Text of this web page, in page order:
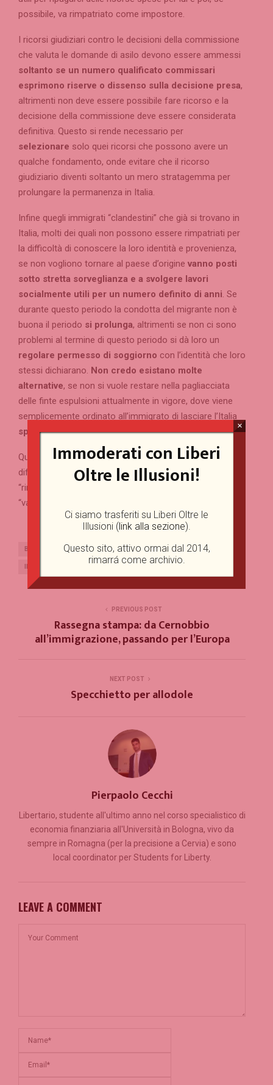
possibile, va rimpatriato come impostore.
I ricorsi giudiziari contro le decisioni della commissione
che valuta le domande di asilo devono essere ammessi
soltanto se un numero qualificato commissari
esprimono riserve o dissenso sulla decisione presa,
altrimenti non deve essere possibile fare ricorso e la
decisione della commissione deve essere considerata
definitiva. Questo si rende necessario per
selezionare solo quei ricorsi che possono avere un
qualche fondamento, onde evitare che il ricorso
giudiziario diventi soltanto un mero stratagemma per
prolungare la permanenza in Italia.
Infine quegli immigrati “clandestini” che già si trovano in
Italia, molti dei quali non possono essere rimpatriati per
la difficoltà di conoscere la loro identità e provenienza,
se non vogliono tornare al paese d’origine vanno posti
sotto stretta sorveglianza e a svolgere lavori
socialmente utili per un numero definito di anni. Se
durante questo periodo la condotta del migrante non è
buona il periodo si prolunga, altrimenti se non ci sono
problemi al termine di questo periodo si dà loro un
regolare permesso di soggiorno con l’identità che loro
stessi dichiarano. Non credo esistano molte
alternative, se non si vuole restare nella pagliacciata
delle finte espulsioni attualmente in vigore, dove viene
semplicemente ordinato all’immigrato di lasciare l’Italia
sperando che poi lui lo faccia.
Questi potrebbero essere dei ragionamenti sensati, a
differenza delle sciocchezze inconcludenti di chi dice
“rimandiamoli indietro”, “aiutiamoli a casa loro” o
“valutiamo le domande di asilo nei loro paesi”.
BEPPE GRILLO CINQUE STELLE EMERGENZA PROFUGHI
PREVIOUS POST
Rassegna stampa: da Cernobbio
all’immigrazione, passando per l’Europa
NEXT POST
Specchietto per allodole
Pierpaolo Cecchi
Libertario, studente all'ultimo anno nel corso specialistico di
economia finanziaria all'Università in Bologna, vivo da
sempre in Romagna (per la precisione a Cervia) e sono
local coordinator per Students for Liberty.
LEAVE A COMMENT
Immoderati con Liberi
Oltre le Illusioni!
Ci siamo trasferiti su Liberi Oltre le
Illusioni (link alla sezione).
Questo sito, attivo ormai dal 2014,
rimarrá come archivio.
×